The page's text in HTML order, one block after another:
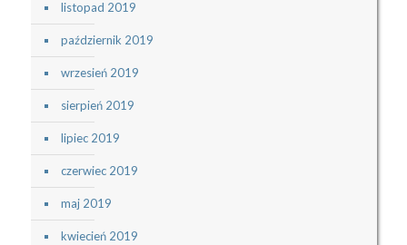
listopad 2019
październik 2019
wrzesień 2019
sierpień 2019
lipiec 2019
czerwiec 2019
maj 2019
kwiecień 2019